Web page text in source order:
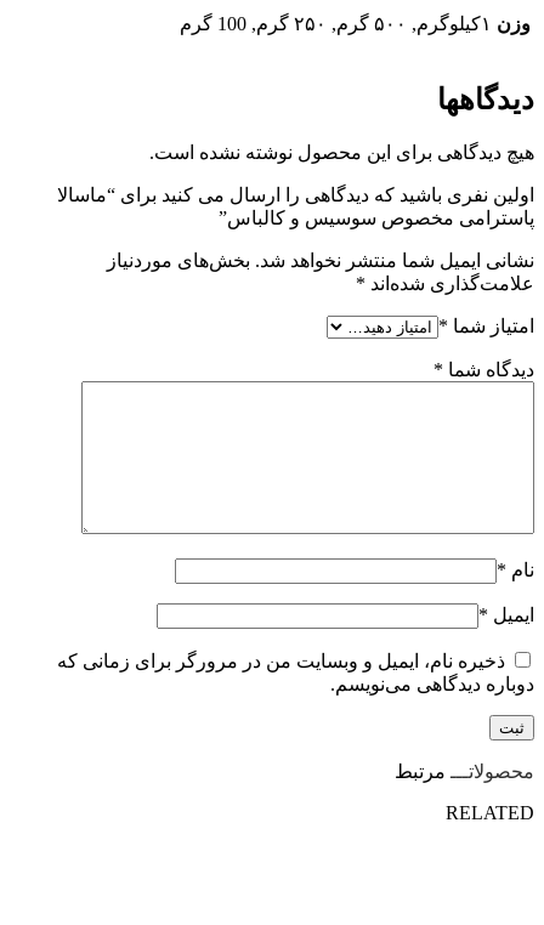
وزن ۱کیلوگرم, ۵۰۰ گرم, ۲۵۰ گرم, 100 گرم
دیدگاهها
هیچ دیدگاهی برای این محصول نوشته نشده است.
اولین نفری باشید که دیدگاهی را ارسال می کنید برای “ماسالا
پاسترامی مخصوص سوسیس و کالباس”
نشانی ایمیل شما منتشر نخواهد شد. بخش‌های موردنیاز
علامت‌گذاری شده‌اند *
امتیاز شما *
دیدگاه شما *
نام *
ایمیل *
ذخیره نام، ایمیل و وبسایت من در مرورگر برای زمانی که
دوباره دیدگاهی می‌نویسم.
محصولاتـــ مرتبط
RELATED